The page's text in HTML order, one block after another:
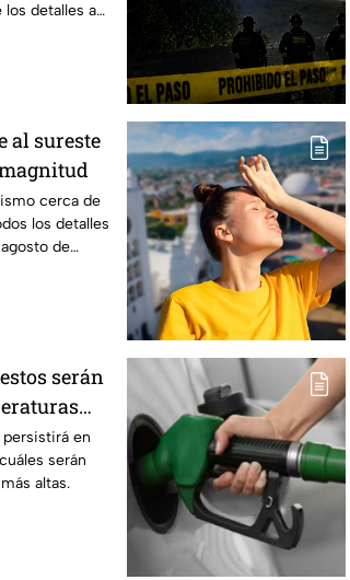
detalles a
al sureste
cerca de
los detalles
de
serán
en
serán
altas.